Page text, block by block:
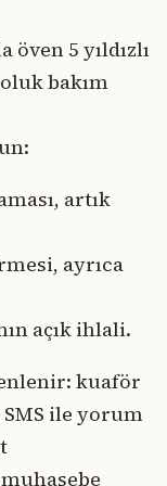
5 yıldızlı
bakım
artık
ayrıca
açık ihlali.
kuaför
ile yorum